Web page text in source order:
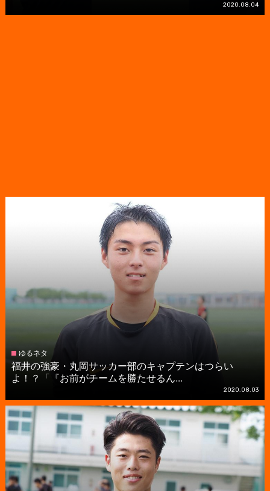
2020.08.04
ゆるネタ
福井の強豪・丸岡サッカー部のキャプテンはつらい
よ！？「『お前がチームを勝たせるん...
2020.08.03